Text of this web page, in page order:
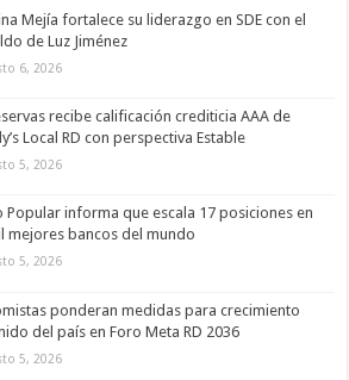
Mejía fortalece su liderazgo en SDE con el
de Luz Jiménez
6, 2026
recibe calificación crediticia AAA de
Local RD con perspectiva Estable
5, 2026
Popular informa que escala 17 posiciones en
mejores bancos del mundo
5, 2026
ponderan medidas para crecimiento
del país en Foro Meta RD 2036
5, 2026